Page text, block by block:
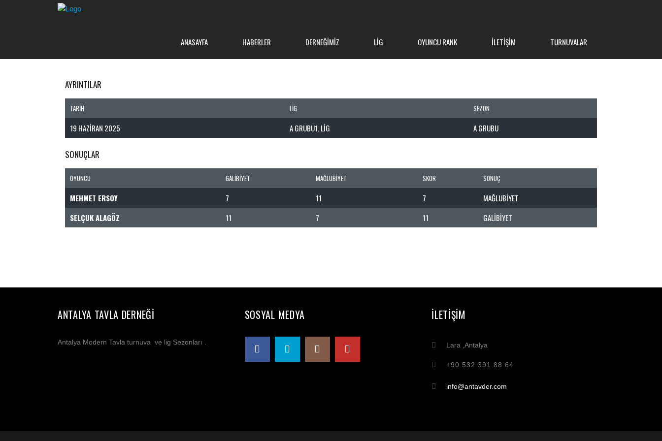
ANASAYFA HABERLER DERNEĞIMIZ LIG OYUNCU RANK İLETIŞIM TURNUVALAR
AYRINTILAR
TARIH LIG SEZON
19 HAZIRAN 2025 A GRUBU1. LIG A GRUBU
SONUÇLAR
OYUNCU GALIBIYET MAĞLUBIYET SKOR SONUÇ
MEHMET ERSOY 7 11 7
MAĞLUBIYET
SELÇUK ALAGÖZ
11 7 11 GALIBIYET
ANTALYA TAVLA DERNEĞI
Antalya Modern Tavla turnuva ve lig Sezonları .
SOSYAL MEDYA İLETIŞIM
Lara ,Antalya
+90 532 391 88 64
info@antavder.com